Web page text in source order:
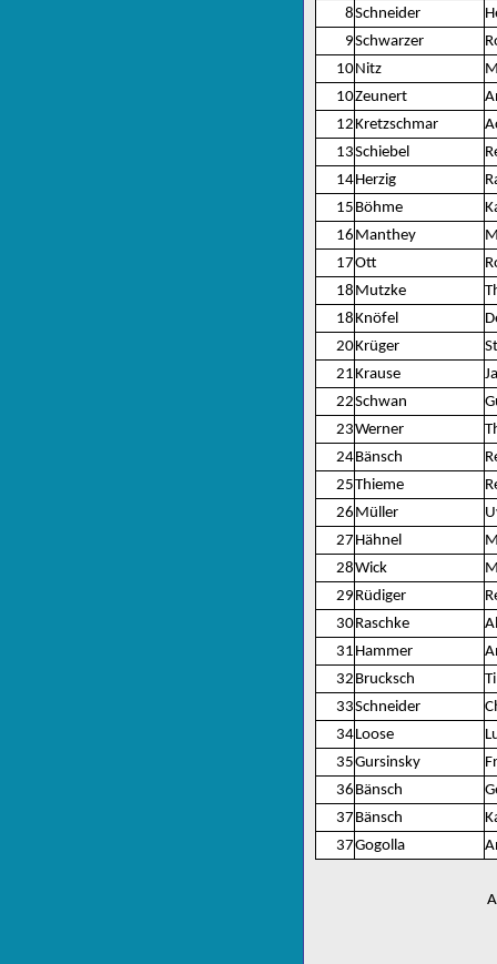
8Schneider
9Schwarzer
10Nitz
10Zeunert
12Kretzschmar
13Schiebel
14Herzig
15 Böhme
16 Manthey
17Ott
18 Mutzke
18Knöfel
20Krüger
21Krause
22Schwan
23Werner
24Bänsch
25Thieme
26 Müller
27 Hähnel
28Wick
29 Rüdiger
30Raschke
31 Hammer
32 Brucksch
33Schneider
34Loose
35Gursinsky
36 Bänsch
37 Bänsch
37Gogolla